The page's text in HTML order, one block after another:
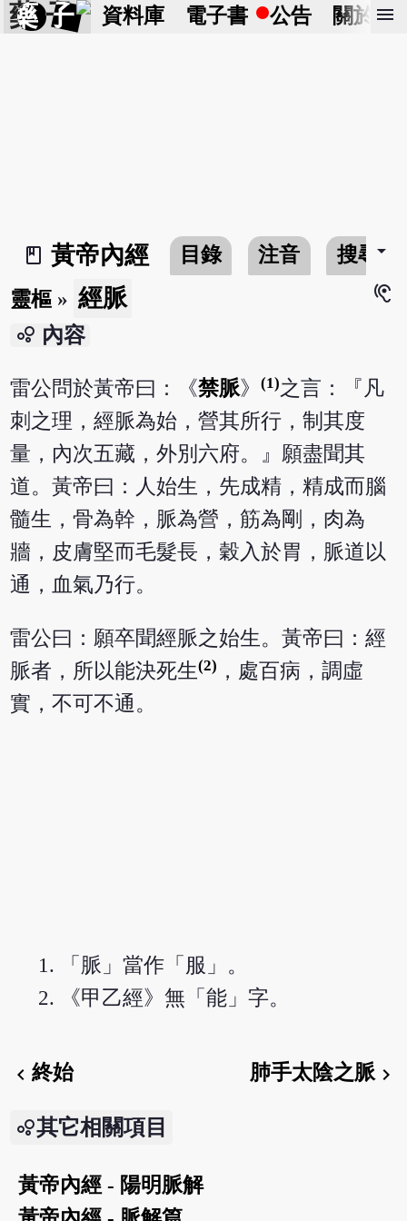
藥 子 資料庫 電子書 公告 關於 menu
book_2
黃帝內經 目錄 注音 搜尋arrow_drop_down
靈樞 » 經脈
hearing
bubble_chart 內容
雷公問於黃帝曰：《禁脈》(1)之言：『凡
刺之理，經脈為始，營其所行，制其度
量，內次五藏，外別六府。』願盡聞其
道。黃帝曰：人始生，先成精，精成而腦
髓生，骨為幹，脈為營，筋為剛，肉為
牆，皮膚堅而毛髮長，穀入於胃，脈道以
通，血氣乃行。
雷公曰：願卒聞經脈之始生。黃帝曰：經
脈者，所以能決死生(2) ，處百病，調虛
實，不可不通。
「脈」當作「服」。
《甲乙經》無「能」字。
chevron_left終始 肺手太陰之脈chevron_right
其它相關項目
黃帝內經 - 陽明脈解